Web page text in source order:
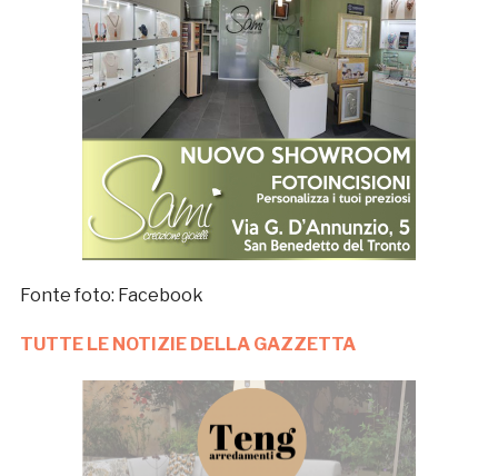
Fonte foto: Facebook
TUTTE LE NOTIZIE DELLA GAZZETTA